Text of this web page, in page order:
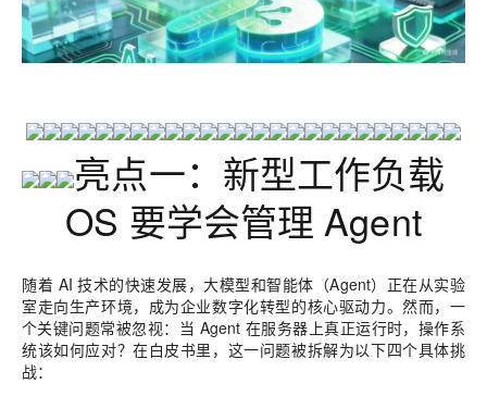
亮点一：新型工作负载
OS 要学会管理 Agent
随着 AI 技术的快速发展，大模型和智能体（Agent）正在从实验
室走向生产环境，成为企业数字化转型的核心驱动力。然而，一
个关键问题常被忽视：当 Agent 在服务器上真正运行时，操作系
统该如何应对？在白皮书里，这一问题被拆解为以下四个具体挑
战：